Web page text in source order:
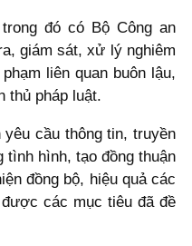
đó có Bộ Công an
giám sát, xử lý nghiêm
liên quan buôn lậu,
thủ pháp luật.
cầu thông tin, truyền
tình hình, tạo đồng thuận
đồng bộ, hiệu quả các
các mục tiêu đã đề